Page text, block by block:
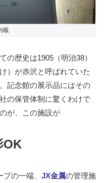
板
の歴史は1905（明治38）
）が赤沢と呼ばれていた
記念館の展示品にはその
の保管体制に驚くわけで
が、この施設が
OK
の一端、 JX金属の管理施